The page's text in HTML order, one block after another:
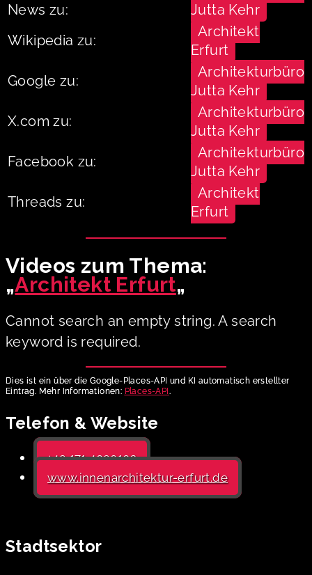
News zu:
Jutta Kehr
Wikipedia zu:
Architekt
Erfurt
Google zu:
Architekturbüro
Jutta Kehr
X.com zu:
Architekturbüro
Jutta Kehr
Facebook zu:
Architekturbüro
Jutta Kehr
Threads zu:
Architekt
Erfurt
Videos zum Thema:
„Architekt Erfurt„
Cannot search an empty string. A search
keyword is required.
Dies ist ein über die Google-Places-API und KI automatisch erstellter
Eintrag. Mehr Informationen: Places-API .
Telefon & Website
+49 171 4090102
www.innenarchitektur-erfurt.de
Stadtsektor